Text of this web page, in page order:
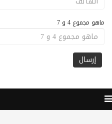
ماهو مجموع 4 و 7